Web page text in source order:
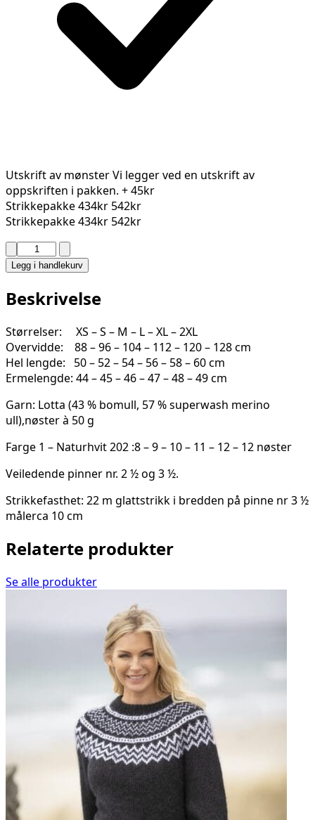
Utskrift av mønsterVi legger ved en utskrift av
oppskriften i pakken. + 45kr
Strikkepakke434kr 542kr
Strikkepakke434kr 542kr
RUTH
GENSER
9A
antall
Legg i handlekurv
Beskrivelse
Størrelser: XS – S – M – L – XL – 2XL
Overvidde: 88 – 96 – 104 – 112 – 120 – 128 cm
Hel lengde: 50 – 52 – 54 – 56 – 58 – 60 cm
Ermelengde: 44 – 45 – 46 – 47 – 48 – 49 cm
Garn: Lotta (43 % bomull, 57 % superwash merino
ull),nøster à 50 g
Farge 1 – Naturhvit 202 :8 – 9 – 10 – 11 – 12 – 12 nøster
Veiledende pinner nr. 2 ½ og 3 ½.
Strikkefasthet: 22 m glattstrikk i bredden på pinne nr 3 ½
målerca 10 cm
Relaterte produkter
Se alle produkter